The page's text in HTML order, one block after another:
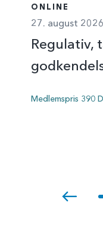
ONLINE
27. august 2026
Regulativ,
Medlemspris 390